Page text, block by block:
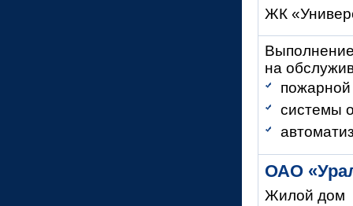
ЖК
на
пожарной
системы
ОАО
Жилой дом